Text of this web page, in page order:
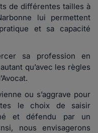
de différentes tailles à
lui permettent
et sa capacité
sa profession en
qu’avec les règles
ou s’aggrave pour
le choix de saisir
et défendu par un
nous envisagerons